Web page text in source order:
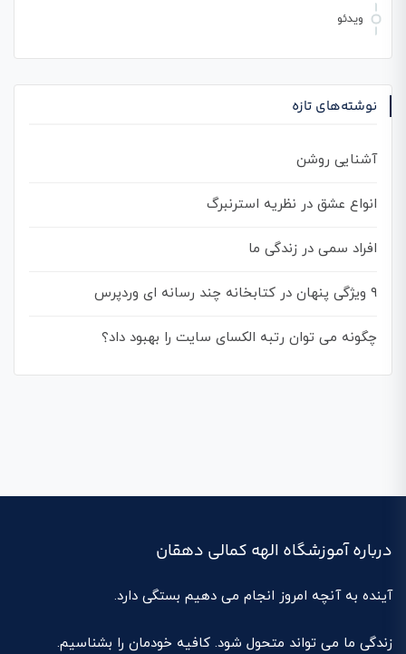
ویدئو
نوشته‌های تازه
آشنایی روشن
انواع عشق در نظریه استرنبرگ
افراد سمی در زندگی ما
۹ ویژگی پنهان در کتابخانه چند رسانه ای وردپرس
چگونه می توان رتبه الکسای سایت را بهبود داد؟
درباره آموزشگاه الهه کمالی دهقان
آینده به آنچه امروز انجام می دهیم بستگی دارد.
زندگی ما می تواند متحول شود. کافیه خودمان را بشناسیم.